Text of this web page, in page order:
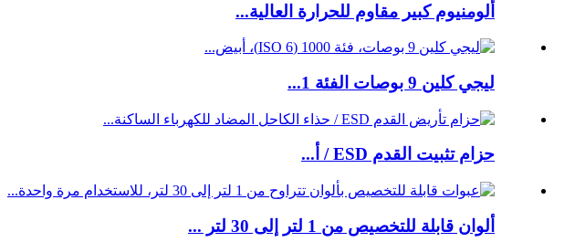
ألومنيوم كبير مقاوم للحرارة العالية...
ليجي كلين 9 بوصات الفئة 1...
حزام تثبيت القدم ESD / أ...
ألوان قابلة للتخصيص من 1 لتر إلى 30 لتر ...